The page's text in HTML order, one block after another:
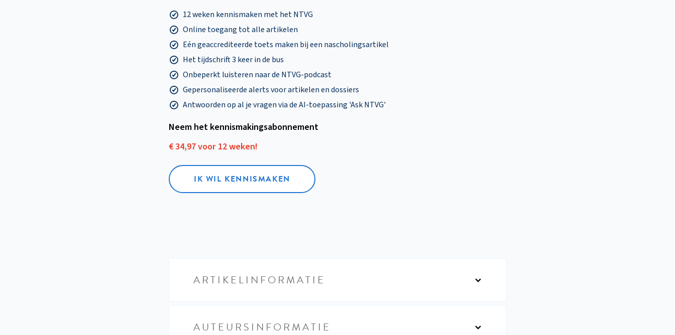
12 weken kennismaken met het NTVG
Online toegang tot alle artikelen
Eén geaccrediteerde toets maken bij een nascholingsartikel
Het tijdschrift 3 keer in de bus
Onbeperkt luisteren naar de NTVG-podcast
Gepersonaliseerde alerts voor artikelen en dossiers
Antwoorden op al je vragen via de AI-toepassing 'Ask NTVG'
Neem het kennismakings­abonnement
€ 34,97 voor 12 weken!
IK WIL KENNISMAKEN
ARTIKELINFORMATIE
AUTEURSINFORMATIE